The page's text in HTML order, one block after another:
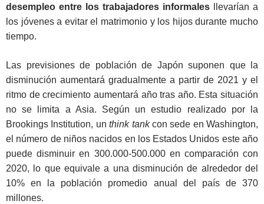
desempleo entre los trabajadores informales llevarían a
los jóvenes a evitar el matrimonio y los hijos durante mucho
tiempo.
Las previsiones de población de Japón suponen que la
disminución aumentará gradualmente a partir de 2021 y el
ritmo de crecimiento aumentará año tras año. Esta situación
no se limita a Asia. Según un estudio realizado por la
Brookings Institution, unthink tankcon sede en Washington,
el número de niños nacidos en los Estados Unidos este año
puede disminuir en 300.000-500.000 en comparación con
2020, lo que equivale a una disminución de alrededor del
10% en la población promedio anual del país de 370
millones.